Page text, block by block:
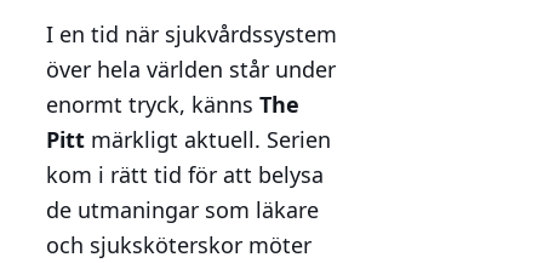
I en tid när sjukvårdssystem
över hela världen står under
enormt tryck, känns The
Pitt märkligt aktuell. Serien
kom i rätt tid för att belysa
de utmaningar som läkare
och sjuksköterskor möter